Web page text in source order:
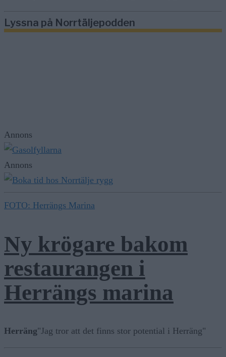
Lyssna på Norrtäljepodden
Annons
Annons
FOTO: Herrängs Marina
Ny krögare bakom
restaurangen i
Herrängs marina
Herräng"Jag tror att det finns stor potential i Herräng"